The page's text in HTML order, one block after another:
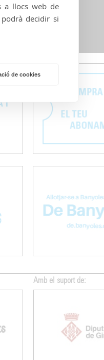
Amb el suport de:
a llocs web de
decidir si
de cookies